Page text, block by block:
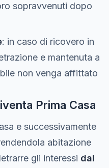
sopravvenuti dopo
: in caso di ricovero in
e mantenuta a
non venga affittato
Prima Casa
e successivamente
abitazione
gli interessi dal